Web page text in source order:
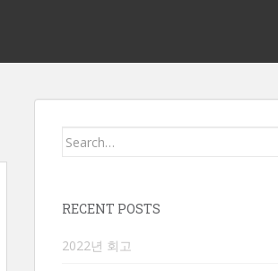
Search
RECENT POSTS
2022년 회고